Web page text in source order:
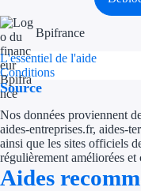
Bpifrance
L'essentiel de l'aide
Conditions
Source
Nos données proviennent
aides-entreprises.fr, aides-
ainsi que les sites officiels
régulièrement améliorées
Aides